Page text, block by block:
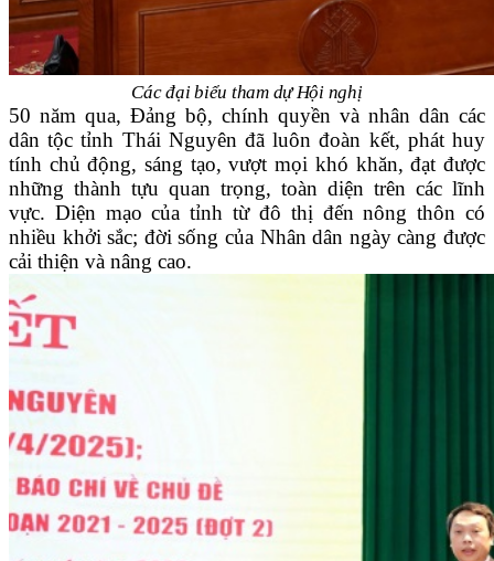
Các đại biểu tham dự Hội nghị
50 năm qua, Đảng bộ, chính quyền và nhân dân các
dân tộc tỉnh Thái Nguyên đã luôn đoàn kết, phát huy
tính chủ động, sáng tạo, vượt mọi khó khăn, đạt được
những thành tựu quan trọng, toàn diện trên các lĩnh
vực. Diện mạo của tỉnh từ đô thị đến nông thôn có
nhiều khởi sắc; đời sống của Nhân dân ngày càng được
cải thiện và nâng cao.